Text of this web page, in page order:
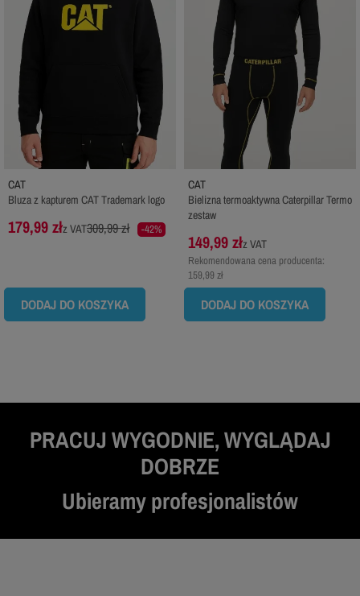
CAT
Bluza z kapturem CAT Trademark logo
179,99 złz VAT309,99 zł -42%
DODAJ DO KOSZYKA
CAT
Bielizna termoaktywna Caterpillar Termo
zestaw
149,99 złz VAT
Rekomendowana cena producenta:
159,99 zł
DODAJ DO KOSZYKA
PRACUJ WYGODNIE, WYGLĄDAJ
DOBRZE
Ubieramy profesjonalistów